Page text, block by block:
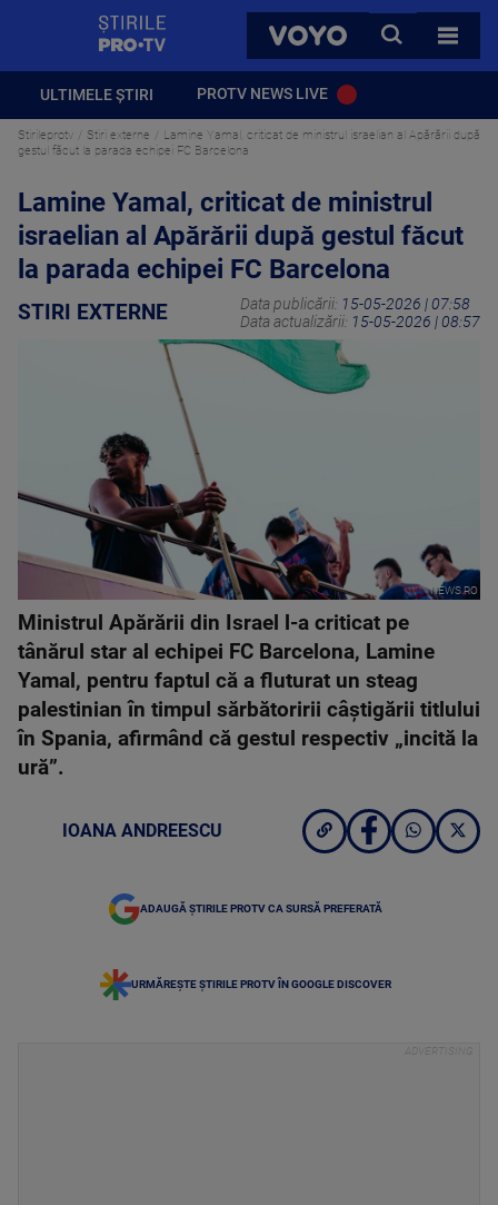
VOYO
CAUTA
TOATE
ULTIMELE ȘTIRI PROTV NEWS LIVE
Stirileprotv Stiri externe
Lamine Yamal, criticat de ministrul israelian al Apărării după
gestul făcut la parada echipei FC Barcelona
Lamine Yamal, criticat de ministrul
israelian al Apărării după gestul făcut
la parada echipei FC Barcelona
STIRI EXTERNE Data publicării: 15-05-2026 | 07:58
Data actualizării: 15-05-2026 | 08:57
NEWS.RO
Ministrul Apărării din Israel l-a criticat pe
tânărul star al echipei FC Barcelona, Lamine
Yamal, pentru faptul că a fluturat un steag
palestinian în timpul sărbătoririi câștigării titlului
în Spania, afirmând că gestul respectiv „incită la
ură”.
IOANA ANDREESCU
ADAUGĂ ȘTIRILE PROTV CA SURSĂ PREFERATĂ
URMĂREȘTE ȘTIRILE PROTV ÎN GOOGLE DISCOVER